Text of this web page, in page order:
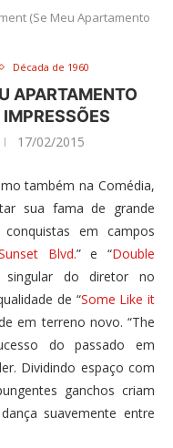
(Se Meu Apartamento
Década de 1960
APARTAMENTO
17/02/2015
também na Comédia,
sua fama de grande
em campos
Blvd.” e “Double
do diretor no
de “Some Like it
em terreno novo. “The
do passado em
Dividindo espaço com
ganchos criam
suavemente entre